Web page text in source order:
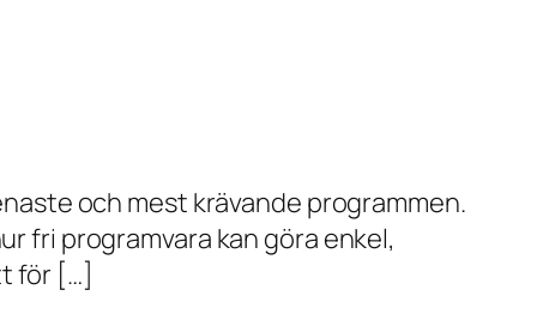
och mest krävande programmen.
fri programvara kan göra enkel,
för […]